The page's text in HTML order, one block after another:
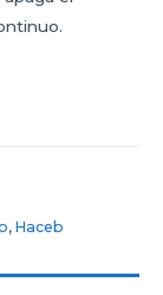
, Haceb